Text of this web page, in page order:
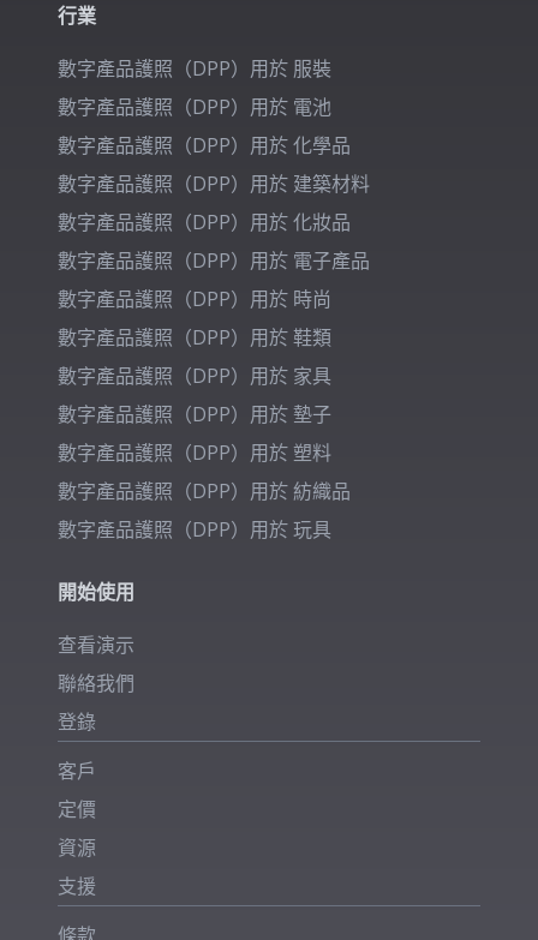
行業
數字產品護照（DPP）用於 服裝
數字產品護照（DPP）用於 電池
數字產品護照（DPP）用於化學品
數字產品護照（DPP）用於 建築材料
數字產品護照（DPP）用於化妝品
數字產品護照（DPP）用於 電子產品
數字產品護照（DPP）用於 時尚
數字產品護照（DPP）用於鞋類
數字產品護照（DPP）用於 家具
數字產品護照（DPP）用於墊子
數字產品護照（DPP）用於塑料
數字產品護照（DPP）用於紡織品
數字產品護照（DPP）用於玩具
開始使用
查看演示
聯絡我們
登錄
客戶
定價
資源
支援